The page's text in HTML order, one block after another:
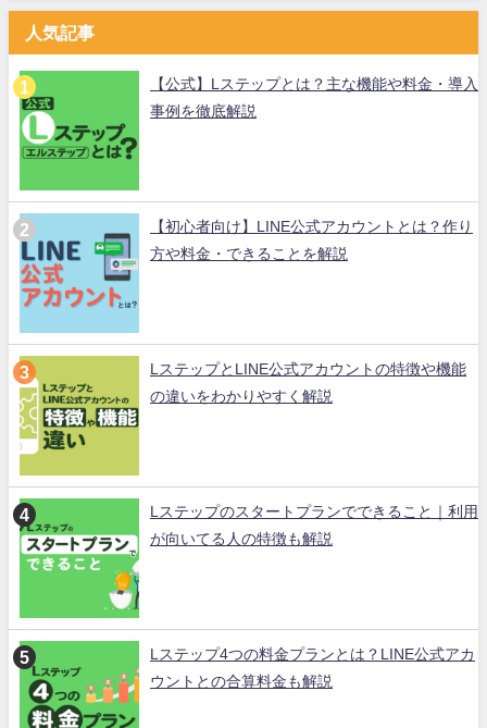
人気記事
【公式】Lステップとは？主な機能や料金・導入
事例を徹底解説
【初心者向け】LINE公式アカウントとは？作り
方や料金・できることを解説
LステップとLINE公式アカウントの特徴や機能
の違いをわかりやすく解説
Lステップのスタートプランでできること｜利用
が向いてる人の特徴も解説
Lステップ4つの料金プランとは？LINE公式アカ
ウントとの合算料金も解説